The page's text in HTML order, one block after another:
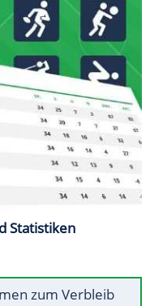
Statistiken
zum Verbleib